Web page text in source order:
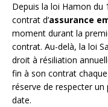
Depuis la loi Hamon du
contrat d’assurance
moment durant la
contrat. Au-delà, la loi
droit à résiliation
fin à son contrat
réserve de respecter
date.